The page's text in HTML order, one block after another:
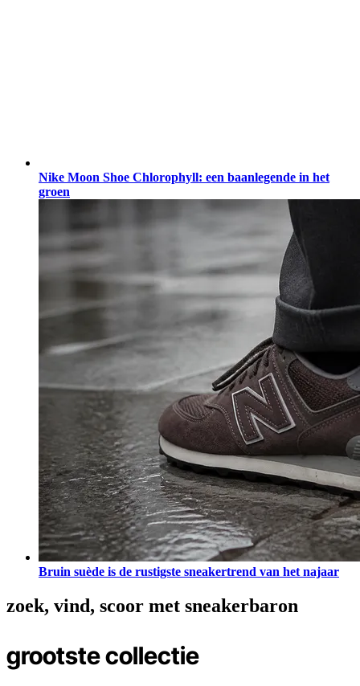
Nike Moon Shoe Chlorophyll: een baanlegende in het
groen
Bruin suède is de rustigste sneakertrend van het najaar
zoek, vind, scoor met sneakerbaron
grootste collectie